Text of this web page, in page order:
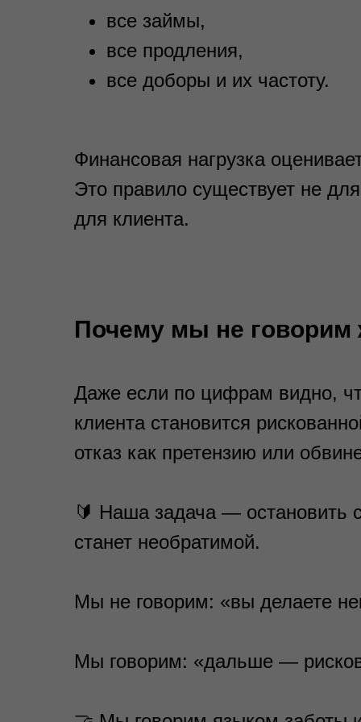
все займы,
все продления,
все доборы и их частоту.
Финансовая нагрузка
Это правило существует не
для клиента.
Почему мы не говорим
Даже если по цифрам видно,
клиента становится
отказ как претензию или
🔰 Наша задача — остановить
станет необратимой.
Мы не говорим: «вы делаете
Мы говорим: «дальше —